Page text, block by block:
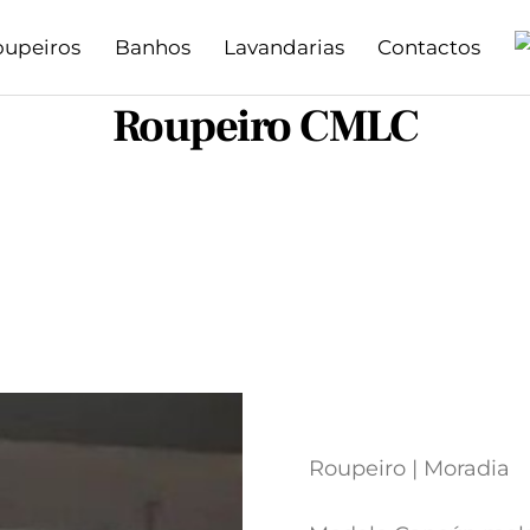
Banhos Lavandarias Contactos
Roupeiro CMLC
Roupeiro | Moradia